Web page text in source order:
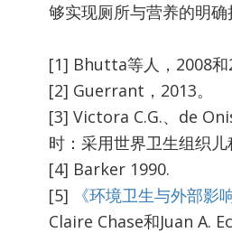
够实现厕所与营养的明确
[1] Bhutta等人，2008和
[2] Guerrant，2013。
[3] Victora C.G.、de
时：采用世界卫生组织儿
[4] Barker 1990.
[5]
《环境卫生与外部影
Claire Chase和Juan A.